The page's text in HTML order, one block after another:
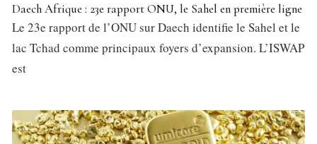
Daech Afrique : 23e rapport ONU, le Sahel en première ligne
Le 23e rapport de l’ONU sur Daech identifie le Sahel et le
lac Tchad comme principaux foyers d’expansion. L’ISWAP
est